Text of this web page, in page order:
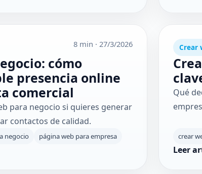
8 min · 27/3/2026
cómo
presencia online
comercial
para negocio si quieres generar
contactos de calidad.
negocio página web para empresa
Crear
Qué
crear
Leer